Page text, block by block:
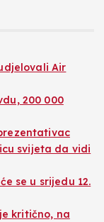
Air
200 000
svijeta da vidi
se u srijedu 12.
kritično, na